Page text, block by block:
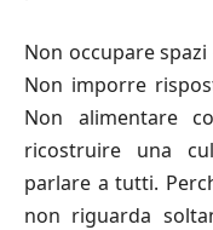
Non occupare
Non imporre
Non alimentare
ricostruire una
parlare a tutti.
non riguarda